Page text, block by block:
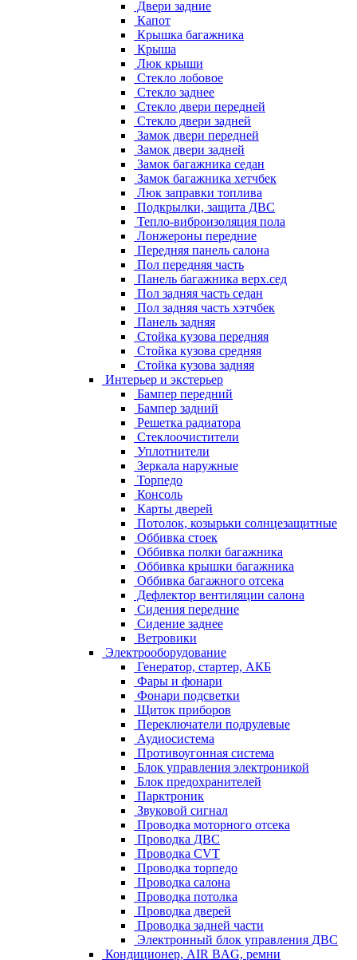
Двери задние
Капот
Крышка багажника
Крыша
Люк крыши
Стекло лобовое
Стекло заднее
Стекло двери передней
Стекло двери задней
Замок двери передней
Замок двери задней
Замок багажника седан
Замок багажника хетчбек
Люк заправки топлива
Подкрылки, защита ДВС
Тепло-виброизоляция пола
Лонжероны передние
Передняя панель салона
Пол передняя часть
Панель багажника верх.сед
Пол задняя часть седан
Пол задняя часть хэтчбек
Панель задняя
Стойка кузова передняя
Стойка кузова средняя
Стойка кузова задняя
Интерьер и экстерьер
Бампер передний
Бампер задний
Решетка радиатора
Стеклоочистители
Уплотнители
Зеркала наружные
Торпедо
Консоль
Карты дверей
Потолок, козырьки солнцезащитные
Оббивка стоек
Оббивка полки багажника
Оббивка крышки багажника
Оббивка багажного отсека
Дефлектор вентиляции салона
Сидения передние
Сидение заднее
Ветровики
Электрооборудование
Генератор, стартер, АКБ
Фары и фонари
Фонари подсветки
Щиток приборов
Переключатели подрулевые
Аудиосистема
Противоугонная система
Блок управления электроникой
Блок предохранителей
Парктроник
Звуковой сигнал
Проводка моторного отсека
Проводка ДВС
Проводка CVT
Проводка торпедо
Проводка салона
Проводка потолка
Проводка дверей
Проводка задней части
Электронный блок управления ДВС
Кондиционер, AIR BAG, ремни